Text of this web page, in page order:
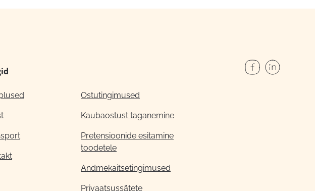
Ostutingimused
Kaubaostust taganemine
Pretensioonide esitamine
toodetele
Andmekaitsetingimused
Privaatsussätete